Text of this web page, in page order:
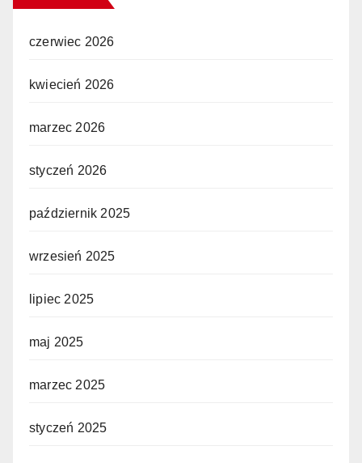
czerwiec 2026
kwiecień 2026
marzec 2026
styczeń 2026
październik 2025
wrzesień 2025
lipiec 2025
maj 2025
marzec 2025
styczeń 2025